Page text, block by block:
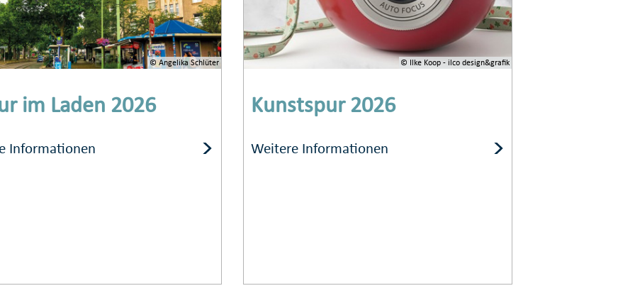
© Angelika Schlüter
im Laden 2026
Informationen
© Ilke Koop - ilco design&grafik
Kunstspur 2026
Weitere Informationen